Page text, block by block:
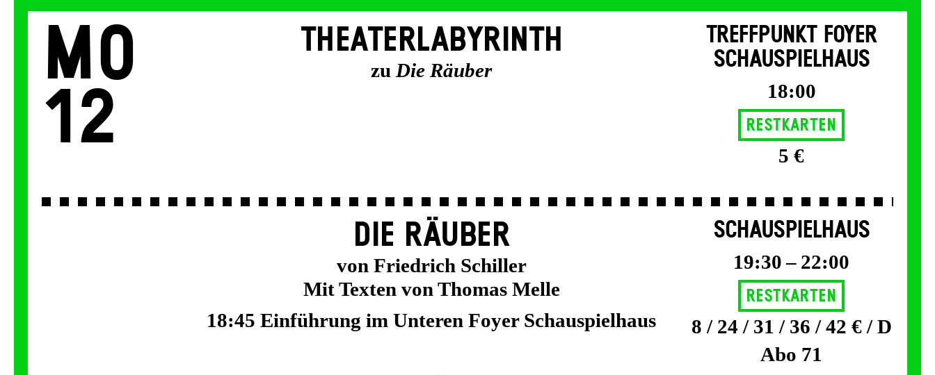
Mo
12
THEATERLABYRINTH
zuDie Räuber
TREFFPUNKT FOYER
SCHAUSPIELHAUS
18:00
Restkarten
5 €
DIE RÄUBER
von Friedrich Schiller
Mit Texten von Thomas Melle
18:45 Einführung im Unteren Foyer Schauspielhaus
SCHAUSPIELHAUS
19:30 – 22:00
Restkarten
8 / 24 / 31 / 36 / 42 € / D
Abo 71